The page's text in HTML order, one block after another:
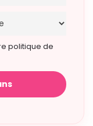
politique de